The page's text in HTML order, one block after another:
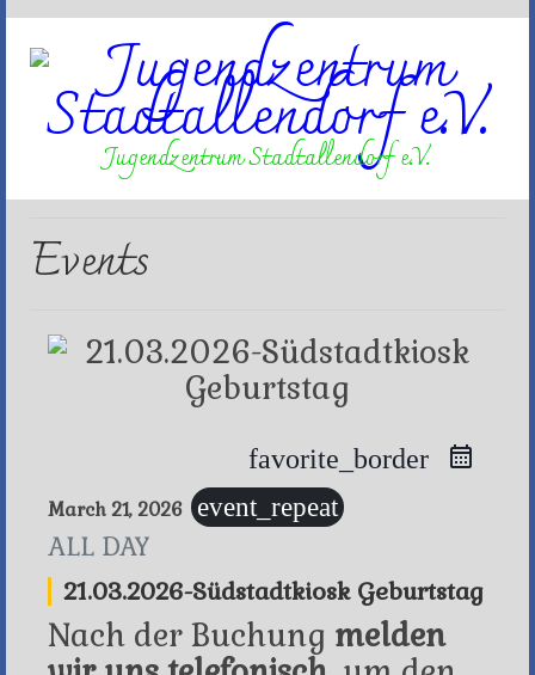
Jugendzentrum Stadtallendorf e.V.
Events
favorite_border
March 21, 2026 event_repeat
ALL DAY
21.03.2026-Südstadtkiosk Geburtstag
Nach der Buchung melden